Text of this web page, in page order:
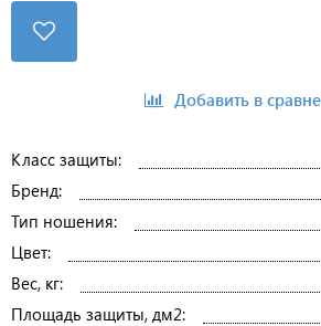
Добавить в
Класс защиты:
Бренд:
Тип ношения:
Цвет:
Вес, кг:
Площадь защиты, дм2: